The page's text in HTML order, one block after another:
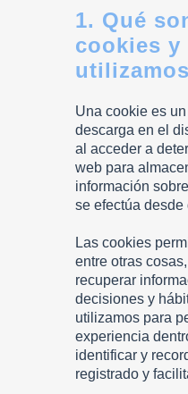
1. Qué
cookies y
utilizamos
Una cookie es
descarga en el
al acceder a
web para
información
se efectúa desde
Las cookies
entre otras
recuperar
decisiones y
utilizamos para
experiencia
identificar y
registrado y